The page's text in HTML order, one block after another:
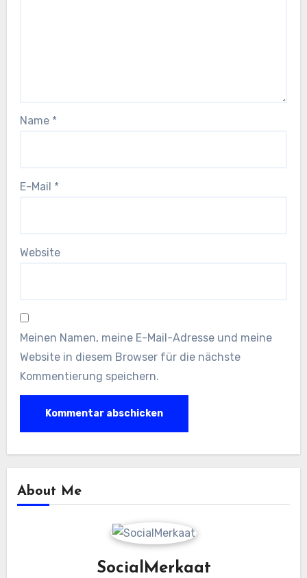
Name *
E-Mail *
Website
Meinen Namen, meine E-Mail-Adresse und meine
Website in diesem Browser für die nächste
Kommentierung speichern.
About Me
SocialMerkaat